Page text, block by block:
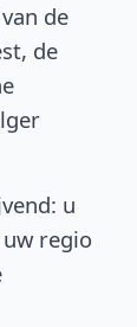
de
de
u
regio